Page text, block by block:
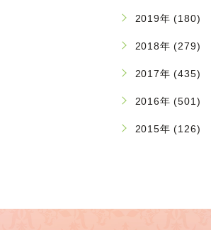
2019年 (180)
2018年 (279)
2017年 (435)
2016年 (501)
2015年 (126)